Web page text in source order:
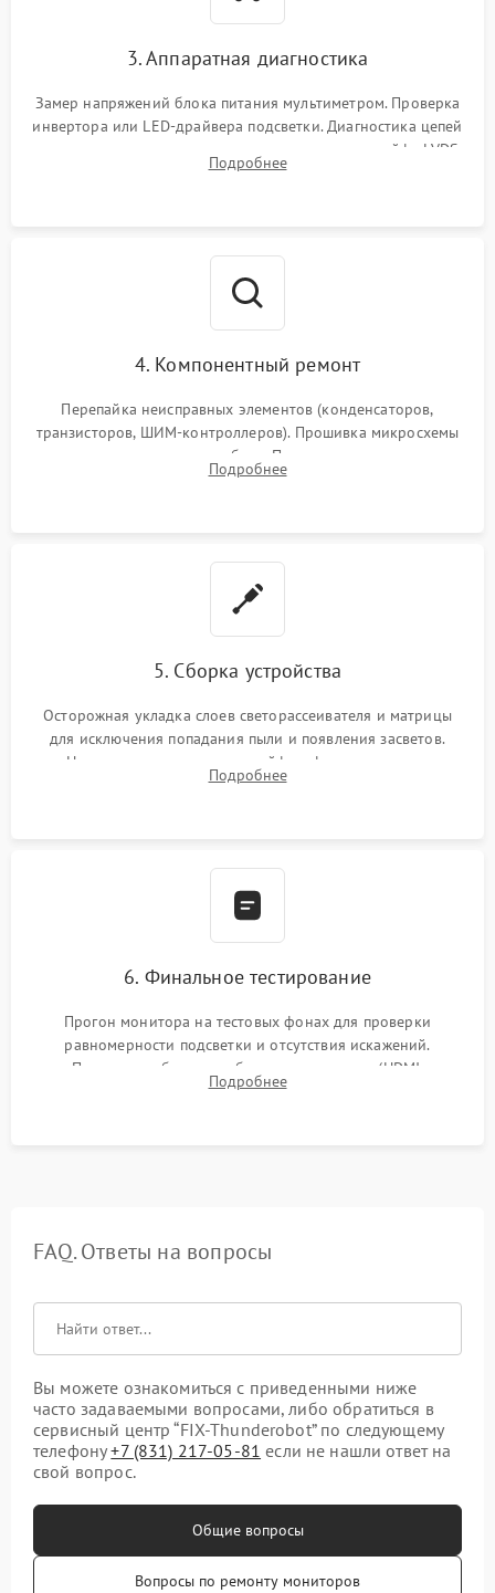
3. Аппаратная диагностика
Замер напряжений блока питания мультиметром. Проверка
инвертора или LED-драйвера подсветки. Диагностика цепей
питания скалера и тестирование сигналов на шлейфе LVDS
Подробнее
4. Компонентный ремонт
Перепайка неисправных элементов (конденсаторов,
транзисторов, ШИМ-контроллеров). Прошивка микросхемы
памяти при программных сбоях. При поломке подсветки —
разборка матрицы и замена выгоревших светодиодов.
Подробнее
5. Сборка устройства
Осторожная укладка слоев светорассеивателя и матрицы
для исключения попадания пыли и появления засветов.
Надежное подключение шлейфов, фиксация плат и
аккуратное защелкивание пластикового корпуса монитора.
Подробнее
6. Финальное тестирование
Прогон монитора на тестовых фонах для проверки
равномерности подсветки и отсутствия искажений.
Проверка работоспособности всех портов (HDMI,
DisplayPort, VGA) и кнопок управления под нагрузкой в
Подробнее
FAQ. Ответы на вопросы
Вы можете ознакомиться с приведенными ниже
часто задаваемыми вопросами, либо обратиться в
сервисный центр “FIX-Thunderobot” по следующему
телефону+7 (831) 217-05-81 если не нашли ответ на
свой вопрос.
Общие вопросы
Вопросы по ремонту мониторов